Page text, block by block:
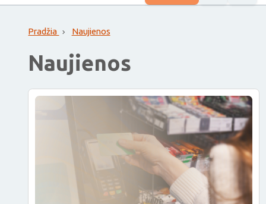
Pradžia Naujienos
Naujienos